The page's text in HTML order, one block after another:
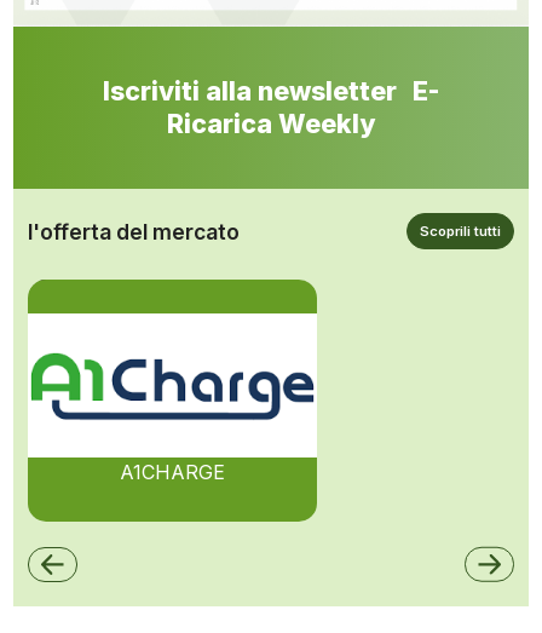
Iscriviti alla newsletter E-
Ricarica Weekly
l'offerta del mercato Scoprili tutti
A1CHARGE